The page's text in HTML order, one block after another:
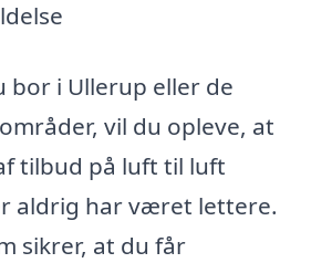
bor i Ullerup eller de
vil du opleve, at
tilbud på luft til luft
aldrig har været lettere.
sikrer, at du får